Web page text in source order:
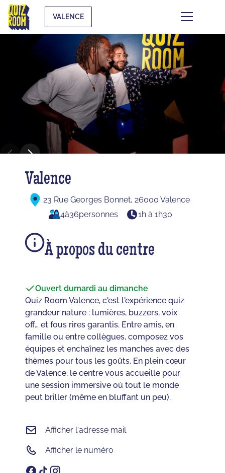
VALENCE
Valence
23 Rue Georges Bonnet, 26000 Valence
4à36personnes 1h à 1h30
À propos du centre
Ouvert dumardi au dimanche
Quiz Room Valence, c'est l'expérience quiz
grandeur nature : lumières, buzzers, voix
off… et fous rires garantis. Entre amis, en
famille ou entre collègues, composez vos
équipes et enchaînez les manches avec des
thèmes pour tous les goûts. En plein cœur
de Valence, le centre vous accueille pour
une session immersive où tout le monde
peut briller (même en bluffant un peu).
Afficher l'adresse mail
Afficher le numéro